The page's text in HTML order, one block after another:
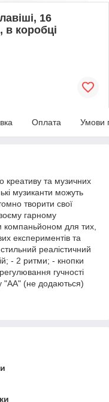
16
в коробці
Оплата Умови
креативу та музичних
музиканти можуть
творити свої
гарному
компаньйоном для тих,
експериментів та
реалістичний
- 2 ритми; - кнопки
гучності
"АА" (не додаються)